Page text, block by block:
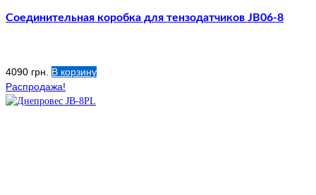
Соединительная коробка для тензодатчиков JB06-8
4090 грн.
В корзину
Распродажа!